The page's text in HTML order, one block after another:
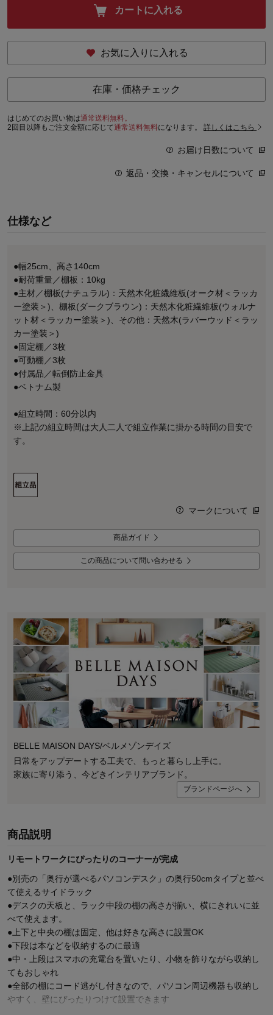
カートに入れる
お気に入りに入れる
在庫・価格チェック
はじめてのお買い物は通常送料無料。
2回目以降もご注文金額に応じて通常送料無料になります。 詳しくはこちら
お届け日数について
返品・交換・キャンセルについて
仕様など
●幅25cm、高さ140cm
●耐荷重量／棚板：10kg
●主材／棚板(ナチュラル)：天然木化粧繊維板(オーク材＜ラッカ
ー塗装＞)、棚板(ダークブラウン)：天然木化粧繊維板(ウォルナ
ット材＜ラッカー塗装＞)、その他：天然木(ラバーウッド＜ラッ
カー塗装＞)
●固定棚／3枚
●可動棚／3枚
●付属品／転倒防止金具
●ベトナム製
●組立時間：60分以内
※上記の組立時間は大人二人で組立作業に掛かる時間の目安で
す。
マークについて
商品ガイド
この商品について問い合わせる
BELLE MAISON DAYS/ベルメゾンデイズ
日常をアップデートする工夫で、もっと暮らし上手に。
家族に寄り添う、今どきインテリアブランド。
ブランドページへ
商品説明
リモートワークにぴったりのコーナーが完成
●別売の「奥行が選べるパソコンデスク」の奥行50cmタイプと並べ
て使えるサイドラック
●デスクの天板と、ラック中段の棚の高さが揃い、横にきれいに並
べて使えます。
●上下と中央の棚は固定、他は好きな高さに設置OK
●下段は本などを収納するのに最適
●中・上段はスマホの充電台を置いたり、小物を飾りながら収納し
てもおしゃれ
●全部の棚にコード逃がし付きなので、パソコン周辺機器も収納し
やすく、壁にぴったりつけて設置できます